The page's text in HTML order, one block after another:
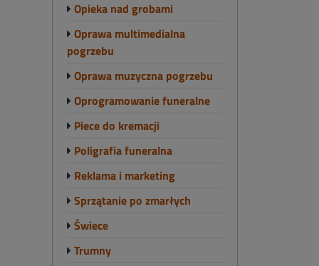
Opieka nad grobami
Oprawa multimedialna
pogrzebu
Oprawa muzyczna pogrzebu
Oprogramowanie funeralne
Piece do kremacji
Poligrafia funeralna
Reklama i marketing
Sprzątanie po zmarłych
Świece
Trumny